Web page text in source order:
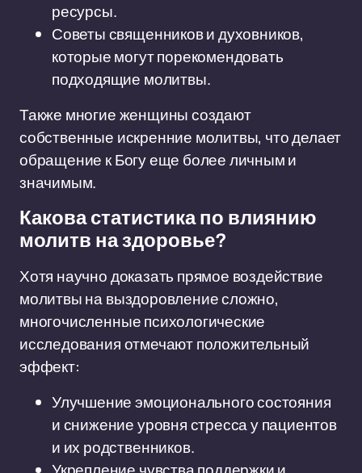
ресурсы.
Советы священников и духовников,
которые могут порекомендовать
подходящие молитвы.
Также многие женщины создают
собственные искренние молитвы, что делает
обращение к Богу еще более личным и
значимым.
Какова статистика по влиянию
молитв на здоровье?
Хотя научно доказать прямое воздействие
молитвы на выздоровление сложно,
многочисленные психологические
исследования отмечают положительный
эффект:
Улучшение эмоционального состояния
и снижение уровня стресса у пациентов
и их родственников.